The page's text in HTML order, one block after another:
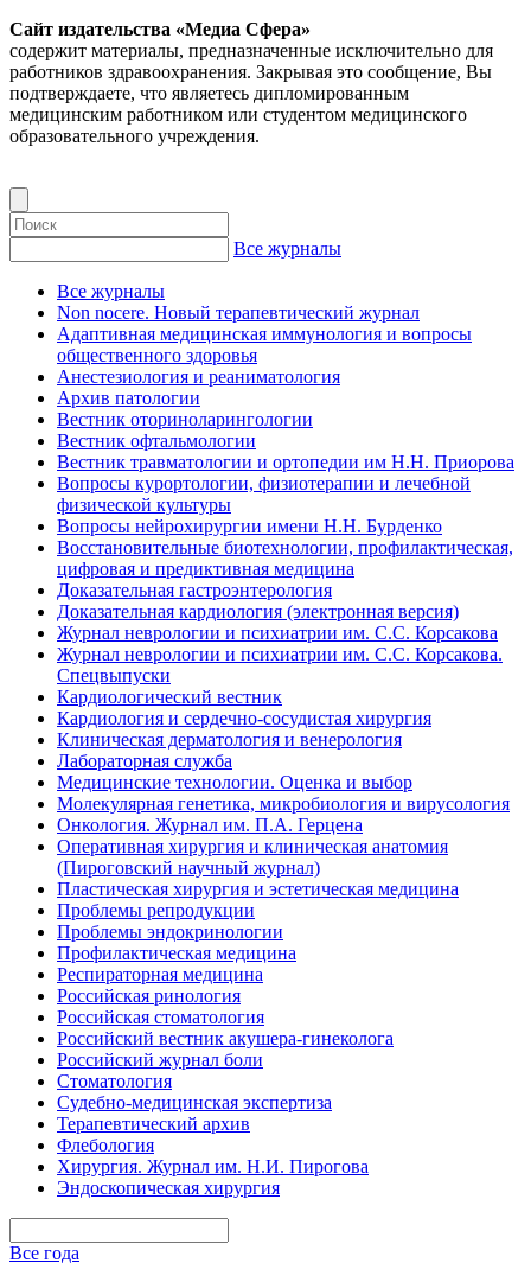
Сайт издательства «Медиа Сфера»
содержит материалы, предназначенные исключительно для
работников здравоохранения. Закрывая это сообщение, Вы
подтверждаете, что являетесь дипломированным
медицинским работником или студентом медицинского
образовательного учреждения.
Все журналы
Все журналы
Non nocere. Новый терапевтический журнал
Адаптивная медицинская иммунология и вопросы
общественного здоровья
Анестезиология и реаниматология
Архив патологии
Вестник оториноларингологии
Вестник офтальмологии
Вестник травматологии и ортопедии им Н.Н. Приорова
Вопросы курортологии, физиотерапии и лечебной
физической культуры
Вопросы нейрохирургии имени Н.Н. Бурденко
Восстановительные биотехнологии, профилактическая,
цифровая и предиктивная медицина
Доказательная гастроэнтерология
Доказательная кардиология (электронная версия)
Журнал неврологии и психиатрии им. С.С. Корсакова
Журнал неврологии и психиатрии им. С.С. Корсакова.
Спецвыпуски
Кардиологический вестник
Кардиология и сердечно-сосудистая хирургия
Клиническая дерматология и венерология
Лабораторная служба
Медицинские технологии. Оценка и выбор
Молекулярная генетика, микробиология и вирусология
Онкология. Журнал им. П.А. Герцена
Оперативная хирургия и клиническая анатомия
(Пироговский научный журнал)
Пластическая хирургия и эстетическая медицина
Проблемы репродукции
Проблемы эндокринологии
Профилактическая медицина
Респираторная медицина
Российская ринология
Российская стоматология
Российский вестник акушера-гинеколога
Российский журнал боли
Стоматология
Судебно-медицинская экспертиза
Терапевтический архив
Флебология
Хирургия. Журнал им. Н.И. Пирогова
Эндоскопическая хирургия
Все года